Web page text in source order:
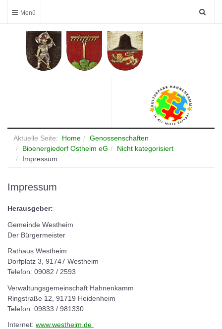
Aktuelle Seite: Home
Genossenschaften
Bioenergiedorf Ostheim eG
Nicht kategorisiert
Impressum
Impressum
Herausgeber:
Gemeinde Westheim
Der Bürgermeister
Rathaus Westheim
Dorfplatz 3, 91747 Westheim
Telefon: 09082 / 2593
Verwaltungsgemeinschaft Hahnenkamm
Ringstraße 12, 91719 Heidenheim
Telefon: 09833 / 981330
Internet: www.westheim.de